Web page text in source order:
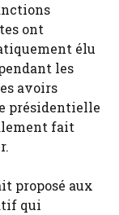
ont
élu
les
avoirs
présidentielle
fait
proposé aux
qui